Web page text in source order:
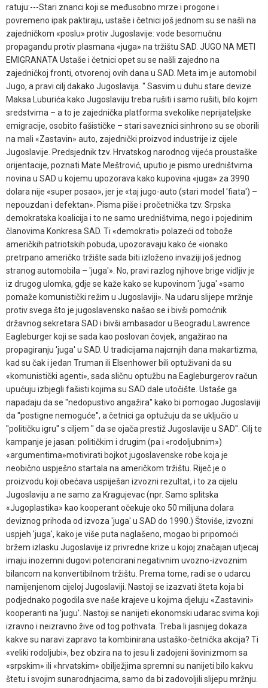
ratuju:---Stari znanci koji se međusobno mrze i progone i
povremeno ipak paktiraju, ustaše i četnici još jednom su se našli na
zajedničkom «poslu» protiv Jugoslavije: vode besomučnu
propagandu protiv plasmana «juga» na tržištu SAD. JUGO NA METI
EMIGRANATA Ustaše i četnici opet su se našli zajedno na
zajedničkoj fronti, otvorenoj ovih dana u SAD. Meta im je automobil
Jugo, a pravi cilj dakako Jugoslavija. '' Sasvim u duhu stare devize
Maksa Luburića kako Jugoslaviju treba rušiti i samo rušiti, bilo kojim
sredstvima – a to je zajednička platforma svekolike neprijateljske
emigracije, osobito fašističke – stari saveznici sinhrono su se oborili
na mali «Zastavin» auto, zajednički proizvod industrije iz cijele
Jugoslavije. Predsjednik tzv. Hrvatskog narodnog vijeća proustaške
orijentacije, poznati Mate Meštrović, uputio je pismo uredništvima
novina u SAD u kojemu upozorava kako kupovina «juga» za 3990
dolara nije «super posao», jer je «taj jugo-auto (stari model 'fiata') –
nepouzdan i defektan». Pisma piše i pročetnička tzv. Srpska
demokratska koalicija i to ne samo uredništvima, nego i pojedinim
članovima Konkresa SAD. Ti «demokrati» polazeći od tobože
američkih patriotskih pobuda, upozoravaju kako će «ionako
pretrpano američko tržište sada biti izloženo invaziji još jednog
stranog automobila – 'juga'». No, pravi razlog njihove brige vidljiv je
iz drugog ulomka, gdje se kaže kako se kupovinom 'juga' «samo
pomaže komunistički režim u Jugoslaviji». Na udaru slijepe mržnje
protiv svega što je jugoslavensko našao se i bivši pomoćnik
državnog sekretara SAD i bivši ambasador u Beogradu Lawrence
Eagleburger koji se sada kao poslovan čovjek, angažirao na
propagiranju 'juga' u SAD. U tradicijama najcrnjih dana makartizma,
kad su čak i jedan Truman ili Elsenhower bili optuživani da su
«komunistički agenti», sada sličnu optužbu na Eagleburgerov račun
upućuju izbjegli fašisti kojima su SAD dale utočište. Ustaše ga
napadaju da se ''nedopustivo angažira'' kako bi pomogao Jugoslaviji
da ''postigne nemoguće'', a četnici ga optužuju da se uključio u
''političku igru'' s ciljem '' da se ojača prestiž Jugoslavije u SAD''. Cilj te
kampanje je jasan: političkim i drugim (pa i «rodoljubnim»)
«argumentima»motivirati bojkot jugoslavenske robe koja je
neobično uspješno startala na američkom tržištu. Riječ je o
proizvodu koji obećava uspiješan izvozni rezultat, i to za cijelu
Jugoslaviju a ne samo za Kragujevac (npr. Samo splitska
«Jugoplastika» kao kooperant očekuje oko 50 milijuna dolara
deviznog prihoda od izvoza 'juga' u SAD do 1990.) Štoviše, izvozni
uspjeh 'juga', kako je više puta naglašeno, mogao bi pripomoći
bržem izlasku Jugoslavije iz privredne krize u kojoj značajan utjecaj
imaju inozemni dugovi potencirani negativnim uvozno-izvoznim
bilancom na konvertibilnom tržištu. Prema tome, radi se o udarcu
namijenjenom cijeloj Jugoslaviji. Nastoji se izazvati šteta koja bi
podjednako pogodila sve naše krajeve u kojima djeluju «Zastavini»
kooperanti na 'jugu'. Nastoji se nanijeti ekonomski udarac svima koji
izravno i neizravno žive od tog pothvata. Treba li jasnijeg dokaza
kakve su naravi zapravo ta kombinirana ustaško-četnička akcija? Ti
«veliki rodoljubi», bez obzira na to jesu li zadojeni šovinizmom sa
«srpskim» ili «hrvatskim» obilježjima spremni su nanijeti bilo kakvu
štetu i svojim sunarodnjacima, samo da bi zadovoljili slijepu mržnju.